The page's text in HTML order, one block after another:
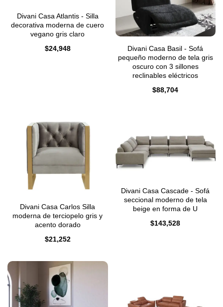
Divani Casa Atlantis - Silla
decorativa moderna de cuero
vegano gris claro
$24,948
Divani Casa Basil - Sofá
pequeño moderno de tela gris
oscuro con 3 sillones
reclinables eléctricos
$88,704
Divani Casa Carlos Silla
moderna de terciopelo gris y
acento dorado
$21,252
Divani Casa Cascade - Sofá
seccional moderno de tela
beige en forma de U
$143,528